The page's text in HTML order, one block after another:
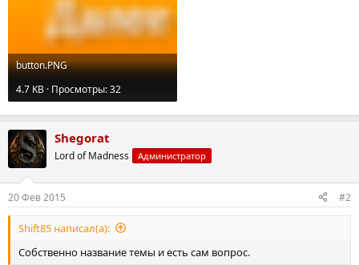
button.PNG
4.7 KB · Просмотры: 32
Shegorat
Lord of Madness Администратор
20 Фев 2015 #2
Shift85 написал(а):
Собственно название темы и есть сам вопрос.